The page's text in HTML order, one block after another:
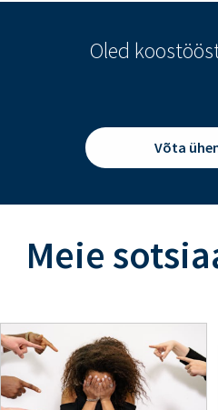
Oled
Võta
Meie